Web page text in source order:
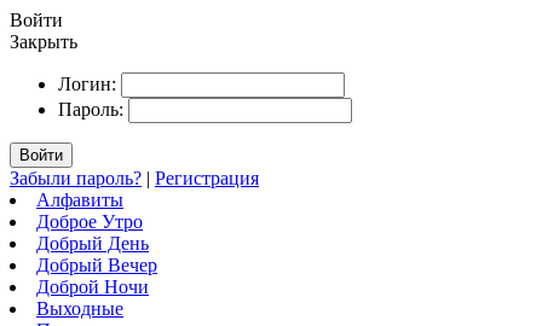
Войти
Закрыть
Логин:
Пароль:
Войти
Забыли пароль? | Регистрация
Алфавиты
Доброе Утро
Добрый День
Добрый Вечер
Доброй Ночи
Выходные